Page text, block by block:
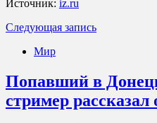
Источник: iz.ru
Следующая запись
Мир
Попавший в
стример рассказал